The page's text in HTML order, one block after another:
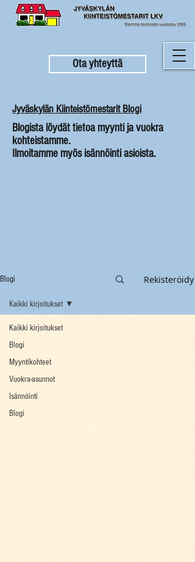
Ota yhteyttä
Jyväskylän Kiinteistömestarit Blogi
Blogista löydät tietoa myynti ja vuokra
kohteistamme.
Ilmoitamme myös isännöinti asioista.
Blogi Rekisteröidy
Kaikki kirjoitukset
Blogi
Myyntikohteet
Vuokra-asunnot
Isännöinti
Blogi
Kaikki kirjoitukset